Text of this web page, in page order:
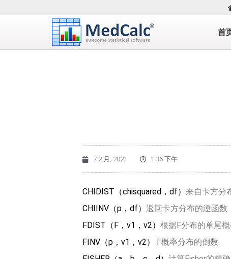
首
7 2 月, 2021 1:36 下午
CHIDIST（chisquared ， df） 来自卡方分
CHIINV（p ， df） 返回卡方分布的逆函数
FDIST（F ， v1 ， v2） 根据F分布的单尾
FINV（p ， v1 ， v2）
F概率分布的倒数